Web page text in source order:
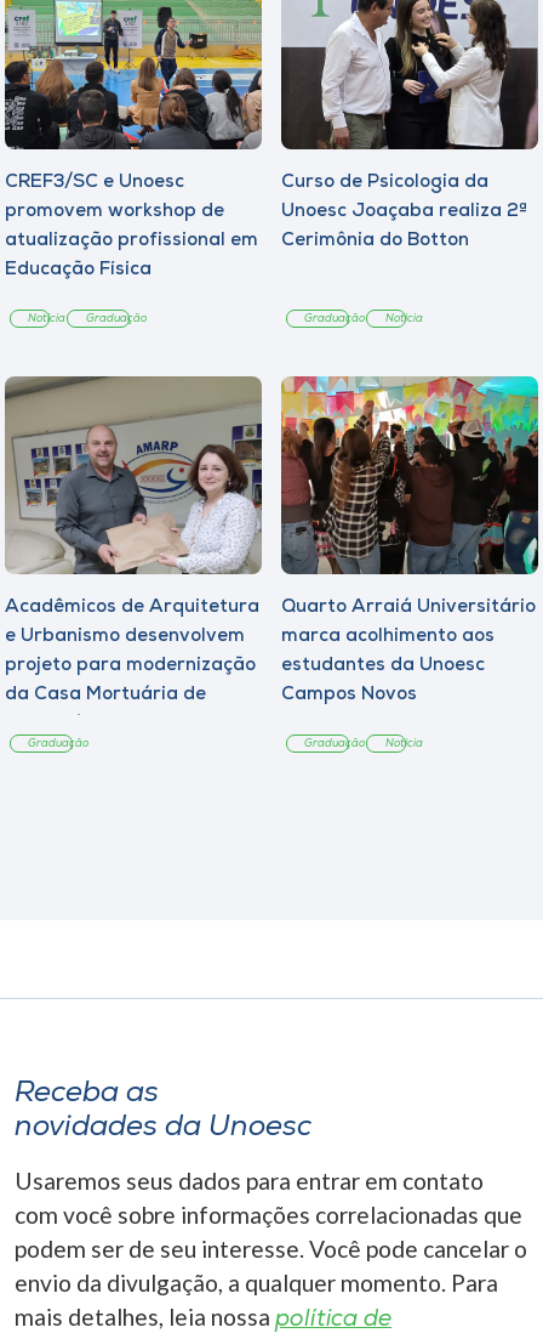
CREF3/SC e Unoesc
promovem workshop de
atualização profissional em
Educação Física
Notícia Graduação
Curso de Psicologia da
Unoesc Joaçaba realiza 2ª
Cerimônia do Botton
Graduação Notícia
Acadêmicos de Arquitetura
e Urbanismo desenvolvem
projeto para modernização
da Casa Mortuária de
Graduação
Quarto Arraiá Universitário
marca acolhimento aos
estudantes da Unoesc
Campos Novos
Graduação Notícia
Receba as
novidades da Unoesc
Usaremos seus dados para entrar em contato
com você sobre informações correlacionadas que
podem ser de seu interesse. Você pode cancelar o
envio da divulgação, a qualquer momento. Para
mais detalhes, leia nossa política de